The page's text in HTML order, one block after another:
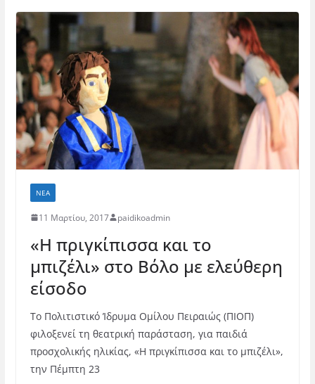
ΝΈΑ
11 Μαρτίου, 2017 paidikoadmin
«Η πριγκίπισσα και το
μπιζέλι» στο Βόλο με ελεύθερη
είσοδο
Το Πολιτιστικό Ίδρυμα Ομίλου Πειραιώς (ΠΙΟΠ)
φιλοξενεί τη θεατρική παράσταση, για παιδιά
προσχολικής ηλικίας, «Η πριγκίπισσα και το μπιζέλι»,
την Πέμπτη 23